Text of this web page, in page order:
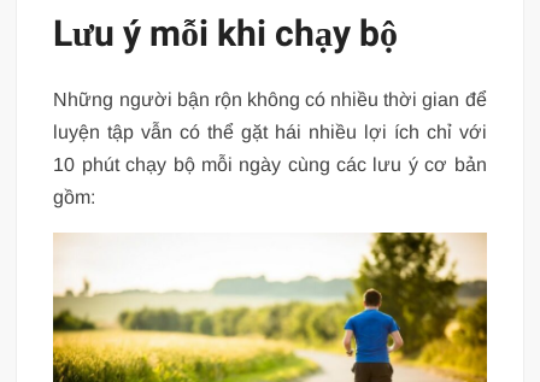
Lưu ý mỗi khi chạy bộ
Những người bận rộn không có nhiều thời gian để
luyện tập vẫn có thể gặt hái nhiều lợi ích chỉ với
10 phút chạy bộ mỗi ngày cùng các lưu ý cơ bản
gồm: